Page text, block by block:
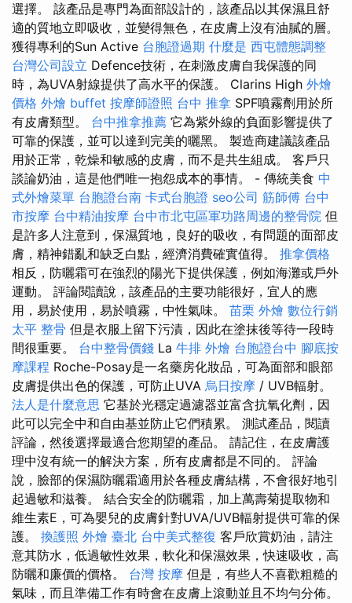
選擇。 該產品是專門為面部設計的，該產品以其保濕且舒
適的質地立即吸收，並變得無色，在皮膚上沒有油膩的層。
獲得專利的Sun Active 台胞證過期 什麼是 西屯體態調整
台灣公司設立 Defence技術，在刺激皮膚自我保護的同
時，為UVA射線提供了高水平的保護。 Clarins High 外燴
價格 外燴 buffet 按摩師證照 台中 推拿 SPF噴霧劑用於所
有皮膚類型。 台中推拿推薦 它為紫外線的負面影響提供了
可靠的保護，並可以達到完美的曬黑。 製造商建議該產品
用於正常，乾燥和敏感的皮膚，而不是共生組成。 客戶只
談論奶油，這是他們唯一抱怨成本的事情。 - 傳統美食 中
式外燴菜單 台胞證台南 卡式台胞證 seo公司 筋師傅 台中
市按摩 台中精油按摩 台中市北屯區軍功路周邊的整骨院 但
是許多人注意到，保濕質地，良好的吸收，有問題的面部皮
膚，精神錯亂和缺乏白點，經濟消費確實值得。 推拿價格
相反，防曬霜可在強烈的陽光下提供保護，例如海灘或戶外
運動。 評論閱讀說，該產品的主要功能很好，宜人的應
用，易於使用，易於噴霧，中性氣味。 苗栗 外燴 數位行銷
太平 整骨 但是衣服上留下污漬，因此在塗抹後等待一段時
間很重要。 台中整骨價錢 La 牛排 外燴 台胞證台中 腳底按
摩課程 Roche-Posay是一名藥房化妝品，可為面部和眼部
皮膚提供出色的保護，可防止UVA 烏日按摩 / UVB輻射。
法人是什麼意思 它基於光穩定過濾器並富含抗氧化劑，因
此可以完全中和自由基並防止它們積累。 測試產品，閱讀
評論，然後選擇最適合您期望的產品。 請記住，在皮膚護
理中沒有統一的解決方案，所有皮膚都是不同的。 評論
說，臉部的保濕防曬霜適用於各種皮膚結構，不會很好地引
起過敏和滋養。 結合安全的防曬霜，加上萬壽菊提取物和
維生素E，可為嬰兒的皮膚針對UVA/UVB輻射提供可靠的保
護。 換護照 外燴 臺北 台中美式整復 客戶欣賞奶油，請注
意其防水，低過敏性效果，軟化和保濕效果，快速吸收，高
防曬和廉價的價格。 台灣 按摩 但是，有些人不喜歡粗糙的
氣味，而且準備工作有時會在皮膚上滾動並且不均勻分佈。